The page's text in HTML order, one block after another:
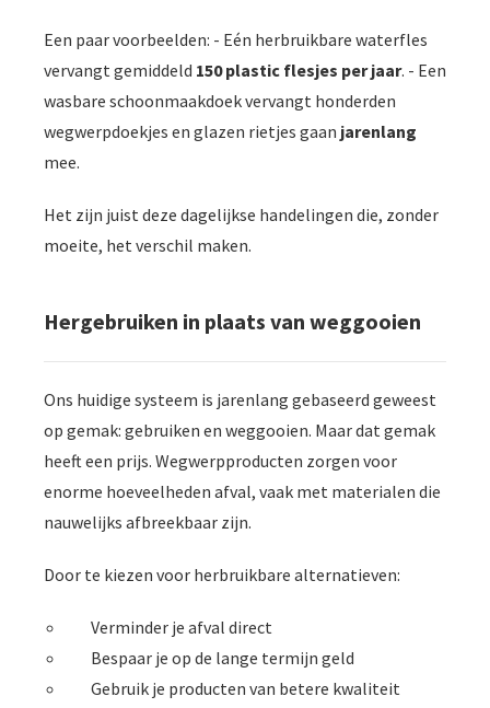
Een paar voorbeelden: - Eén herbruikbare waterfles
vervangt gemiddeld 150 plastic flesjes per jaar. - Een
wasbare schoonmaakdoek vervangt honderden
wegwerpdoekjes en glazen rietjes gaan jarenlang
mee.
Het zijn juist deze dagelijkse handelingen die, zonder
moeite, het verschil maken.
Hergebruiken in plaats van weggooien
Ons huidige systeem is jarenlang gebaseerd geweest
op gemak: gebruiken en weggooien. Maar dat gemak
heeft een prijs. Wegwerpproducten zorgen voor
enorme hoeveelheden afval, vaak met materialen die
nauwelijks afbreekbaar zijn.
Door te kiezen voor herbruikbare alternatieven:
Verminder je afval direct
Bespaar je op de lange termijn geld
Gebruik je producten van betere kwaliteit